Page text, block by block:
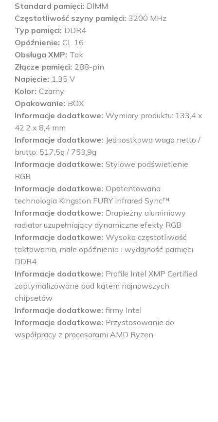
Standard pamięci DIMM
Częstotliwość szyny pamięci 3200 MHz
Typ pamięci DDR4
Opóźnienie CL 16
Obsługa XMP Tak
Złącze pamięci 288-pin
Napięcie 1.35 V
Kolor Czarny
Opakowanie BOX
Informacje dodatkowe Wymiary produktu: 133,4 x
42,2 x 8,4 mm
Informacje dodatkowe Jednostkowa waga netto /
brutto: 517,5g / 753,9g
Informacje dodatkowe Stylowe podświetlenie
RGB
Informacje dodatkowe Opatentowana
technologia Kingston FURY Infrared Sync™
Informacje dodatkowe Drapieżny aluminiowy
radiator uzupełniający dynamiczne efekty RGB
Informacje dodatkowe Wysoka częstotliwość
taktowania, małe opóźnienia i wydajność pamięci
DDR4
Informacje dodatkowe Profile Intel XMP Certified
zoptymalizowane pod kątem najnowszych
chipsetów
Informacje dodatkowe firmy Intel
Informacje dodatkowe Przystosowanie do
współpracy z procesorami AMD Ryzen